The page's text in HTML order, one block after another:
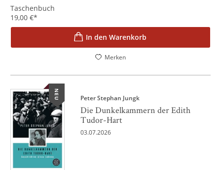
Taschenbuch
19,00 €*
In den Warenkorb
Merken
NEU Peter Stephan Jungk
Die Dunkelkammern der Edith
Tudor-Hart
03.07.2026